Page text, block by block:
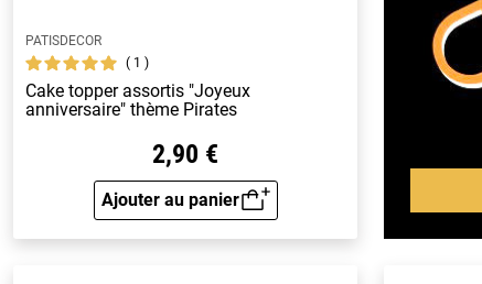
PATISDECOR
1
Cake topper assortis "Joyeux
anniversaire" thème Pirates
2,90 €
Ajouter au panier
Aperçu rapide